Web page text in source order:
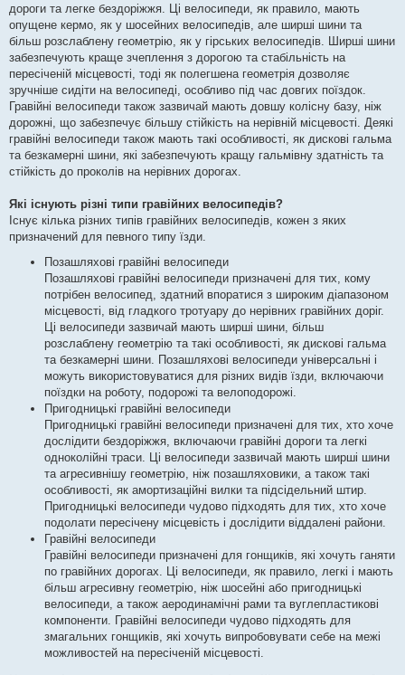
дороги та легке бездоріжжя. Ці велосипеди, як правило, мають
опущене кермо, як у шосейних велосипедів, але ширші шини та
більш розслаблену геометрію, як у гірських велосипедів. Ширші шини
забезпечують краще зчеплення з дорогою та стабільність на
пересіченій місцевості, тоді як полегшена геометрія дозволяє
зручніше сидіти на велосипеді, особливо під час довгих поїздок.
Гравійні велосипеди також зазвичай мають довшу колісну базу, ніж
дорожні, що забезпечує більшу стійкість на нерівній місцевості. Деякі
гравійні велосипеди також мають такі особливості, як дискові гальма
та безкамерні шини, які забезпечують кращу гальмівну здатність та
стійкість до проколів на нерівних дорогах.
Які існують різні типи гравійних велосипедів?
Існує кілька різних типів гравійних велосипедів, кожен з яких
призначений для певного типу їзди.
Позашляхові гравійні велосипеди
Позашляхові гравійні велосипеди призначені для тих, кому
потрібен велосипед, здатний впоратися з широким діапазоном
місцевості, від гладкого тротуару до нерівних гравійних доріг.
Ці велосипеди зазвичай мають ширші шини, більш
розслаблену геометрію та такі особливості, як дискові гальма
та безкамерні шини. Позашляхові велосипеди універсальні і
можуть використовуватися для різних видів їзди, включаючи
поїздки на роботу, подорожі та велоподорожі.
Пригодницькі гравійні велосипеди
Пригодницькі гравійні велосипеди призначені для тих, хто хоче
дослідити бездоріжжя, включаючи гравійні дороги та легкі
одноколійні траси. Ці велосипеди зазвичай мають ширші шини
та агресивнішу геометрію, ніж позашляховики, а також такі
особливості, як амортизаційні вилки та підсідельний штир.
Пригодницькі велосипеди чудово підходять для тих, хто хоче
подолати пересічену місцевість і дослідити віддалені райони.
Гравійні велосипеди
Гравійні велосипеди призначені для гонщиків, які хочуть ганяти
по гравійних дорогах. Ці велосипеди, як правило, легкі і мають
більш агресивну геометрію, ніж шосейні або пригодницькі
велосипеди, а також аеродинамічні рами та вуглепластикові
компоненти. Гравійні велосипеди чудово підходять для
змагальних гонщиків, які хочуть випробовувати себе на межі
можливостей на пересіченій місцевості.